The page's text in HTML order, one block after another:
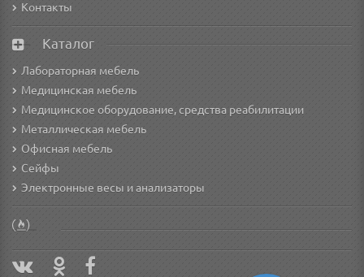
Контакты
Каталог
Лабораторная мебель
Медицинская мебель
Медицинское оборудование, средства реабилитации
Металлическая мебель
Офисная мебель
Сейфы
Электронные весы и анализаторы